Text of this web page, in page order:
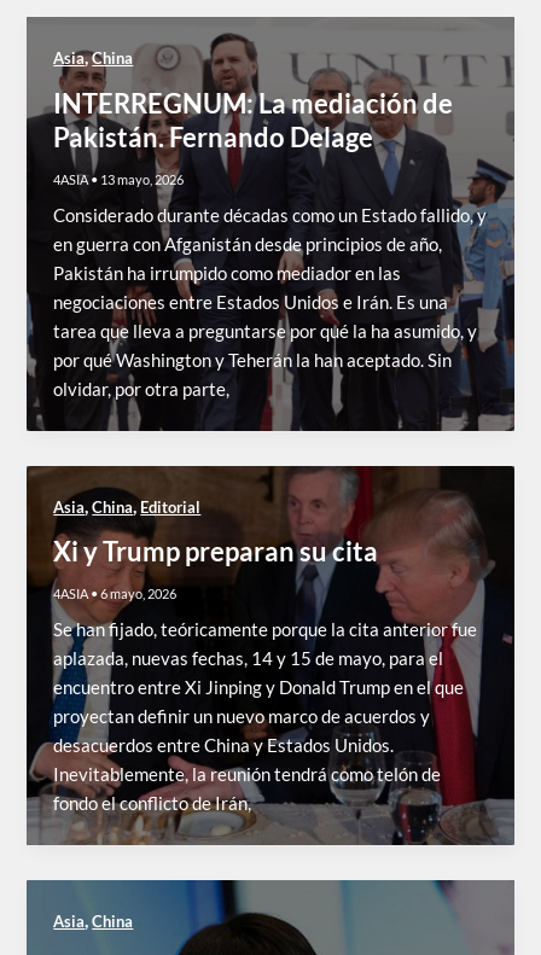
Asia,China
INTERREGNUM: La mediación de
Pakistán. Fernando Delage
4ASIA• 13 mayo, 2026
Considerado durante décadas como un Estado fallido, y
en guerra con Afganistán desde principios de año,
Pakistán ha irrumpido como mediador en las
negociaciones entre Estados Unidos e Irán. Es una
tarea que lleva a preguntarse por qué la ha asumido, y
por qué Washington y Teherán la han aceptado. Sin
olvidar, por otra parte,
Asia,China, Editorial
Xi y Trump preparan su cita
4ASIA •6 mayo, 2026
Se han fijado, teóricamente porque la cita anterior fue
aplazada, nuevas fechas, 14 y 15 de mayo, para el
encuentro entre Xi Jinping y Donald Trump en el que
proyectan definir un nuevo marco de acuerdos y
desacuerdos entre China y Estados Unidos.
Inevitablemente, la reunión tendrá como telón de
fondo el conflicto de Irán,
Asia,China